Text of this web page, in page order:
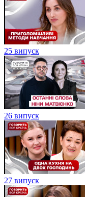
25 випуск
26 випуск
27 випуск